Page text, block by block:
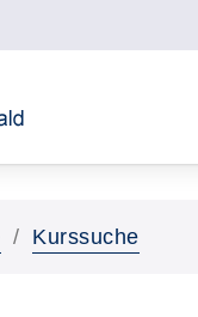
Kurssuche